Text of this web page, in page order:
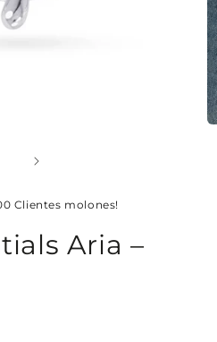
Clientes molones!
Aria –